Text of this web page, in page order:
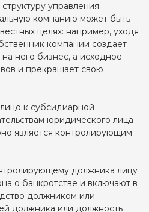
управления.
компанию может быть
целях: например, уходя
компании создает
него бизнес, а исходное
и прекращает свою
к субсидиарной
юридического лица
является контролирующим
должника лицу
о банкротстве и включают в
должником или
должника или должность